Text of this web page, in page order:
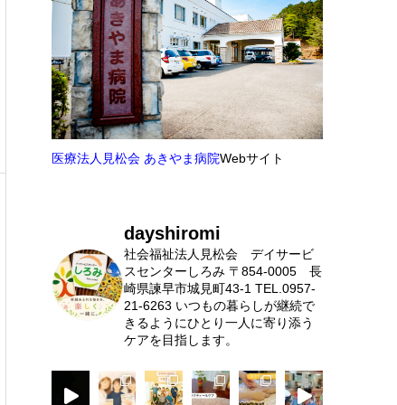
医療法人見松会 あきやま病院Webサイト
dayshiromi
社会福祉法人見松会 デイサービ
スセンターしろみ 〒854-0005 長
崎県諫早市城見町43-1 TEL.0957-
21-6263 いつもの暮らしが継続で
きるようにひとり一人に寄り添う
ケアを目指します。